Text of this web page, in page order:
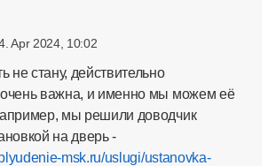
Apr 2024, 10:02
не стану, действительно
очень важна, и именно мы можем её
мы решили доводчик
на дверь -
msk.ru/uslugi/ustanovka-